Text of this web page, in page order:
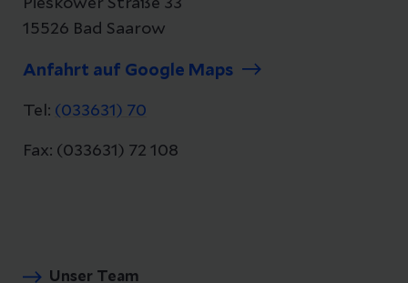
Pieskower Straße 33
15526 Bad Saarow
Anfahrt auf Google Maps
Tel: (033631) 70
Fax: (033631) 72 108
Unser Team